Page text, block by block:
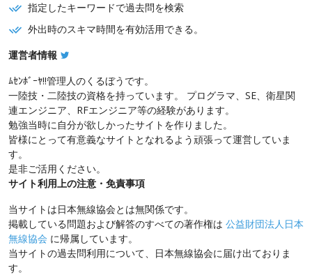
指定したキーワードで過去問を検索
外出時のスキマ時間を有効活用できる。
運営者情報
ﾑｾﾝﾎﾞｰﾔ!!管理人のくるぼうです。
一陸技・二陸技の資格を持っています。 プログラマ、SE、衛星関
連エンジニア、RFエンジニア等の経験があります。
勉強当時に自分が欲しかったサイトを作りました。
皆様にとって有意義なサイトとなれるよう頑張って運営していま
す。
是非ご活用ください。
サイト利用上の注意・免責事項
当サイトは日本無線協会とは無関係です。
掲載している問題および解答のすべての著作権は 公益財団法人日本
無線協会 に帰属しています。
当サイトの過去問利用について、日本無線協会に届け出ておりま
す。